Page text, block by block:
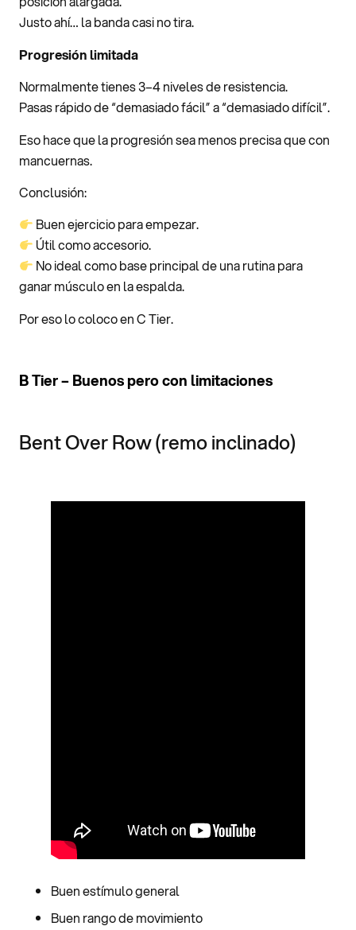
Justo ahí… la banda casi no tira.
Progresión limitada
Normalmente tienes 3–4 niveles de resistencia.
Pasas rápido de “demasiado fácil” a “demasiado difícil”.
Eso hace que la progresión sea menos precisa que con
mancuernas.
Conclusión:
Buen ejercicio para empezar.
Útil como accesorio.
No ideal como base principal de una rutina para
ganar músculo en la espalda.
Por eso lo coloco en C Tier.
B Tier – Buenos pero con limitaciones
Bent Over Row (remo inclinado)
Buen estímulo general
Buen rango de movimiento